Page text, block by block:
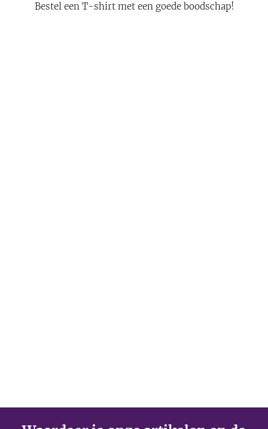
Bestel een T-shirt met een goede boodschap!